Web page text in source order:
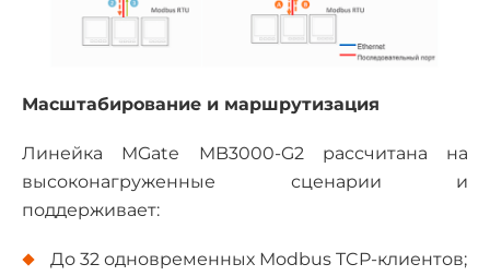
Масштабирование и маршрутизация
Линейка MGate MB3000-G2 рассчитана на
высоконагруженные сценарии и
поддерживает:
До 32 одновременных Modbus TCP-клиентов;